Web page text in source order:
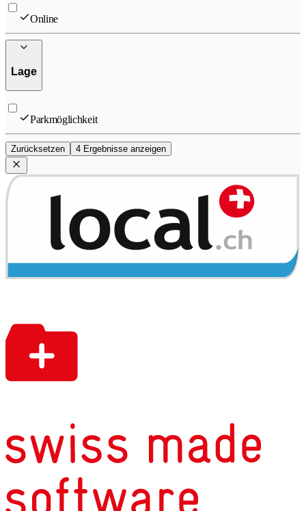
Online
Lage
Parkmöglichkeit
Zurücksetzen 4 Ergebnisse anzeigen